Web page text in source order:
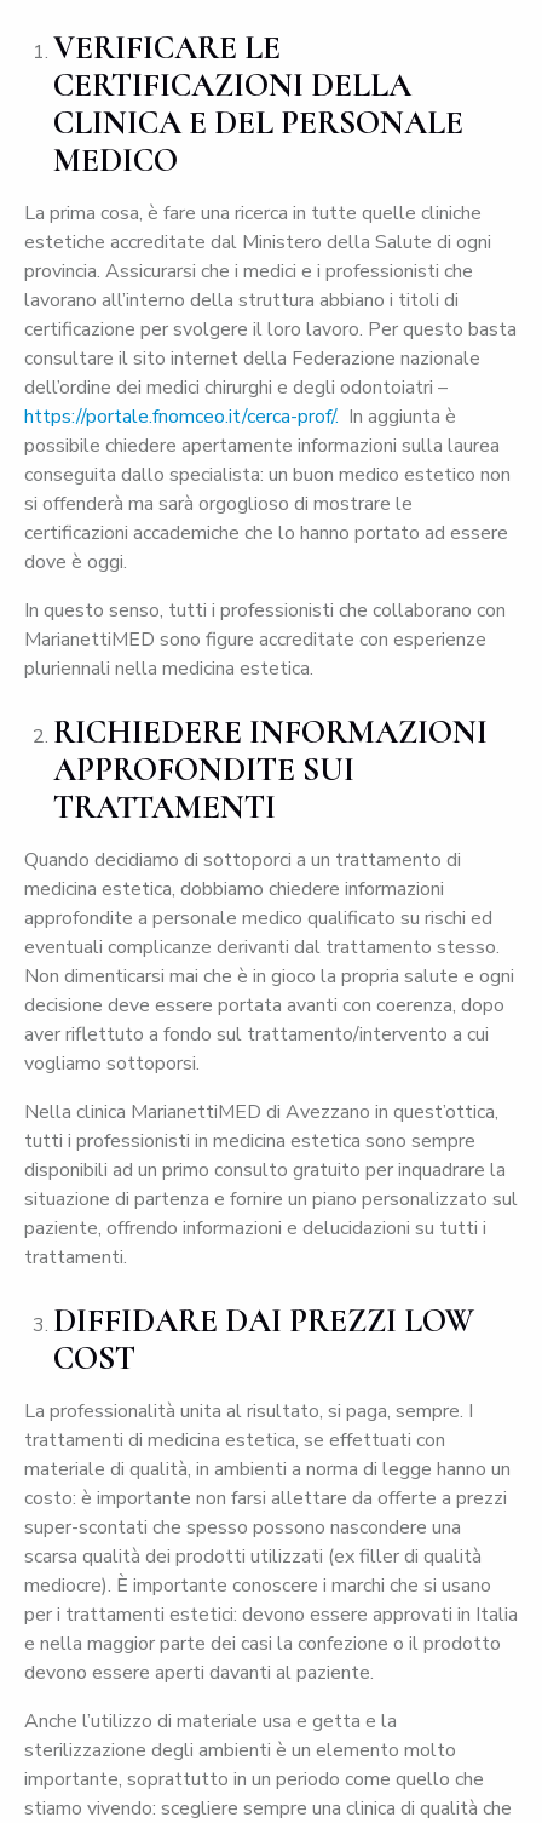
VERIFICARE LE
CERTIFICAZIONI DELLA
CLINICA E DEL PERSONALE
MEDICO
La prima cosa, è fare una ricerca in tutte quelle cliniche
estetiche accreditate dal Ministero della Salute di ogni
provincia. Assicurarsi che i medici e i professionisti che
lavorano all’interno della struttura abbiano i titoli di
certificazione per svolgere il loro lavoro. Per questo basta
consultare il sito internet della Federazione nazionale
dell’ordine dei medici chirurghi e degli odontoiatri –
https://portale.fnomceo.it/cerca-prof/. In aggiunta è
possibile chiedere apertamente informazioni sulla laurea
conseguita dallo specialista: un buon medico estetico non
si offenderà ma sarà orgoglioso di mostrare le
certificazioni accademiche che lo hanno portato ad essere
dove è oggi.
In questo senso, tutti i professionisti che collaborano con
MarianettiMED sono figure accreditate con esperienze
pluriennali nella medicina estetica.
RICHIEDERE INFORMAZIONI
APPROFONDITE SUI
TRATTAMENTI
Quando decidiamo di sottoporci a un trattamento di
medicina estetica, dobbiamo chiedere informazioni
approfondite a personale medico qualificato su rischi ed
eventuali complicanze derivanti dal trattamento stesso.
Non dimenticarsi mai che è in gioco la propria salute e ogni
decisione deve essere portata avanti con coerenza, dopo
aver riflettuto a fondo sul trattamento/intervento a cui
vogliamo sottoporsi.
Nella clinica MarianettiMED di Avezzano in quest’ottica,
tutti i professionisti in medicina estetica sono sempre
disponibili ad un primo consulto gratuito per inquadrare la
situazione di partenza e fornire un piano personalizzato sul
paziente, offrendo informazioni e delucidazioni su tutti i
trattamenti.
DIFFIDARE DAI PREZZI LOW
COST
La professionalità unita al risultato, si paga, sempre. I
trattamenti di medicina estetica, se effettuati con
materiale di qualità, in ambienti a norma di legge hanno un
costo: è importante non farsi allettare da offerte a prezzi
super-scontati che spesso possono nascondere una
scarsa qualità dei prodotti utilizzati (ex filler di qualità
mediocre). È importante conoscere i marchi che si usano
per i trattamenti estetici: devono essere approvati in Italia
e nella maggior parte dei casi la confezione o il prodotto
devono essere aperti davanti al paziente.
Anche l’utilizzo di materiale usa e getta e la
sterilizzazione degli ambienti è un elemento molto
importante, soprattutto in un periodo come quello che
stiamo vivendo: scegliere sempre una clinica di qualità che